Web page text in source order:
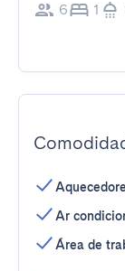
6 1
Ar
Área de